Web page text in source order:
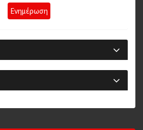
Ενημέρωση